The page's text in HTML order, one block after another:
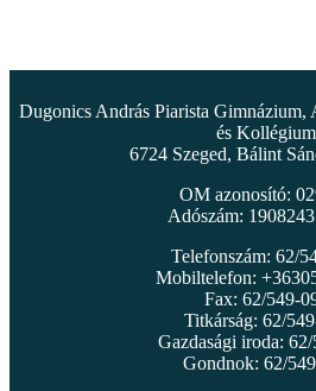
Dugonics András Piarista
és Kollégium
6724 Szeged, Bálint
OM azonosító:
Adószám:
Telefonszám: 62/
Mobiltelefon:
Fax: 62/549-
Titkárság: 62/
Gazdasági iroda:
Gondnok: 62/